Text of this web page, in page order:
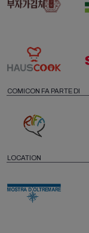
COMICON FA PARTE DI
LOCATION